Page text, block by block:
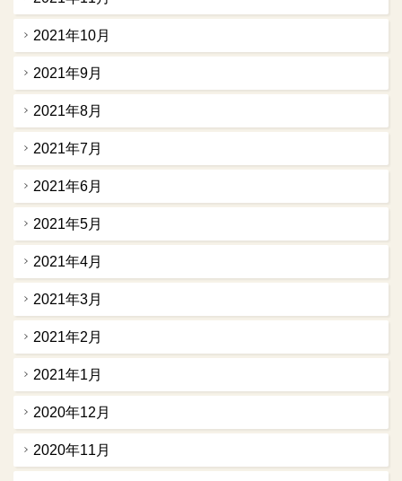
2021年10月
2021年9月
2021年8月
2021年7月
2021年6月
2021年5月
2021年4月
2021年3月
2021年2月
2021年1月
2020年12月
2020年11月